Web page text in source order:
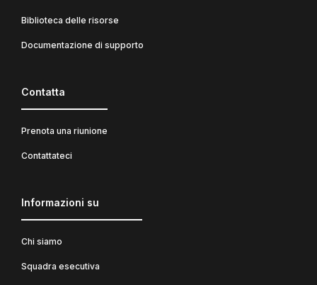
Biblioteca delle risorse
Documentazione di supporto
Contatta
Prenota una riunione
Contattateci
Informazioni su
Chi siamo
Squadra esecutiva